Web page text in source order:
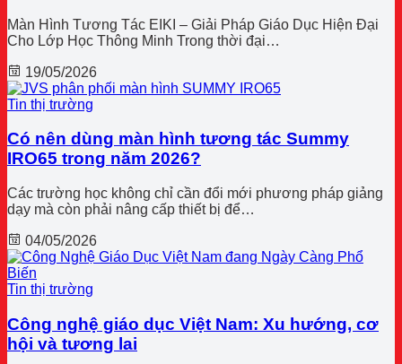
Màn Hình Tương Tác EIKI – Giải Pháp Giáo Dục Hiện Đại
Cho Lớp Học Thông Minh Trong thời đại…
19/05/2026
Tin thị trường
Có nên dùng màn hình tương tác Summy
IRO65 trong năm 2026?
Các trường học không chỉ cần đổi mới phương pháp giảng
dạy mà còn phải nâng cấp thiết bị để…
04/05/2026
Tin thị trường
Công nghệ giáo dục Việt Nam: Xu hướng, cơ
hội và tương lai